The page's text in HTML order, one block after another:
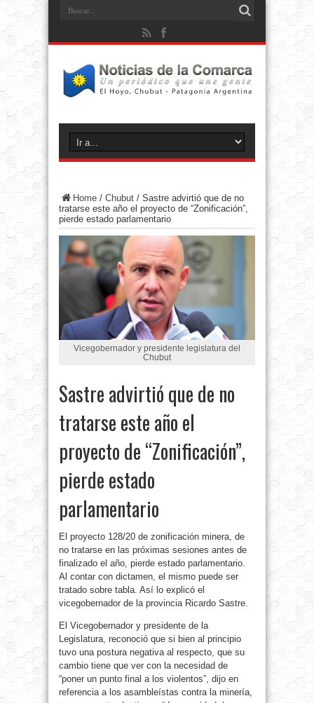
Home / Chubut / Sastre advirtió que de no
tratarse este año el proyecto de “Zonificación”,
pierde estado parlamentario
Vicegobernador y presidente legislatura del
Chubut
Sastre advirtió que de no
tratarse este año el
proyecto de “Zonificación”,
pierde estado
parlamentario
El proyecto 128/20 de zonificación minera, de
no tratarse en las próximas sesiones antes de
finalizado el año, pierde estado parlamentario.
Al contar con dictamen, el mismo puede ser
tratado sobre tabla. Así lo explicó el
vicegobernador de la provincia Ricardo Sastre.
El Vicegobernador y presidente de la
Legislatura, reconoció que si bien al principio
tuvo una postura negativa al respecto, que su
cambio tiene que ver con la necesidad de
“poner un punto final a los violentos”, dijo en
referencia a los asambleístas contra la minería,